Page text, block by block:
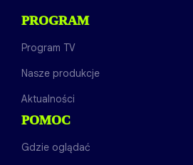
PROGRAM
Program TV
Nasze produkcje
Aktualności
POMOC
Gdzie oglądać